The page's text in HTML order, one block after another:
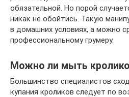
обязательной. Но порой
никак не обойтись. Такую
в домашних условиях, а можно
профессиональному грумеру.
Можно ли мыть
Большинство специалистов
купания кроликов следует по